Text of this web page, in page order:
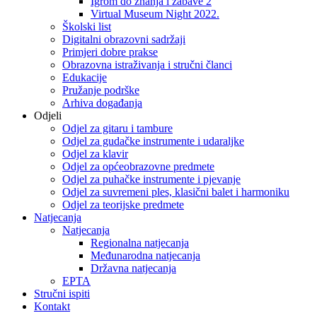
Virtual Museum Night 2022.
Školski list
Digitalni obrazovni sadržaji
Primjeri dobre prakse
Obrazovna istraživanja i stručni članci
Edukacije
Pružanje podrške
Arhiva događanja
Odjeli
Odjel za gitaru i tambure
Odjel za gudačke instrumente i udaraljke
Odjel za klavir
Odjel za općeobrazovne predmete
Odjel za puhačke instrumente i pjevanje
Odjel za suvremeni ples, klasični balet i harmoniku
Odjel za teorijske predmete
Natjecanja
Natjecanja
Regionalna natjecanja
Međunarodna natjecanja
Državna natjecanja
EPTA
Stručni ispiti
Kontakt